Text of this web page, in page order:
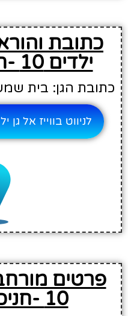
כתובת
ילדים 10 -חניכי הישיבות
כתובת הגן: בית
לניווט בווייז אל גן ילדים 10 -חניכי
פרטים
10 -חניכי הישיבות